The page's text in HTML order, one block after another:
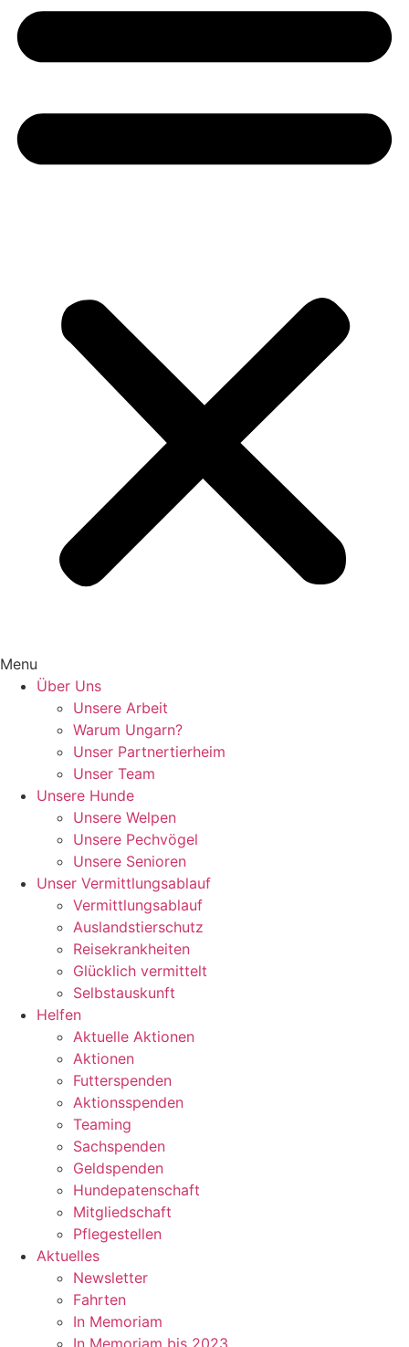
Menu
Über Uns
Unsere Arbeit
Warum Ungarn?
Unser Partnertierheim
Unser Team
Unsere Hunde
Unsere Welpen
Unsere Pechvögel
Unsere Senioren
Unser Vermittlungsablauf
Vermittlungsablauf
Auslandstierschutz
Reisekrankheiten
Glücklich vermittelt
Selbstauskunft
Helfen
Aktuelle Aktionen
Aktionen
Futterspenden
Aktionsspenden
Teaming
Sachspenden
Geldspenden
Hundepatenschaft
Mitgliedschaft
Pflegestellen
Aktuelles
Newsletter
Fahrten
In Memoriam